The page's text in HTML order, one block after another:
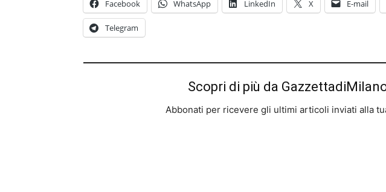
Facebook WhatsApp LinkedIn X E-mail
Telegram
Scopri di più da
Abbonati per ricevere gli ultimi articoli inviati alla